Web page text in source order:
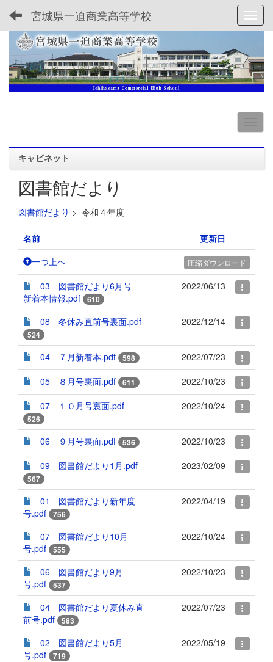
宮城県一迫商業高等学校
キャビネット
図書館だより
図書館だより > 令和４年度
名前
更新日
一つ上へ
圧縮ダウンロード
03 図書館だより6月号
新着本情報.pdf
610
2022/06/13
08 冬休み直前号裏面.pdf
524
2022/12/14
04 ７月新着本.pdf 598
2022/07/23
05 ８月号裏面.pdf
611
2022/10/23
07 １０月号裏面.pdf
526
2022/10/24
06 ９月号裏面.pdf 536
2022/10/23
09 図書館だより1月.pdf
567
2023/02/09
01 図書館だより新年度
号.pdf
756
2022/04/19
07 図書館だより10月
号.pdf
555
2022/10/24
06 図書館だより9月
号.pdf
537
2022/10/23
04 図書館だより夏休み直
前号.pdf
583
2022/07/23
02 図書館だより5月
号.pdf
719
2022/05/19